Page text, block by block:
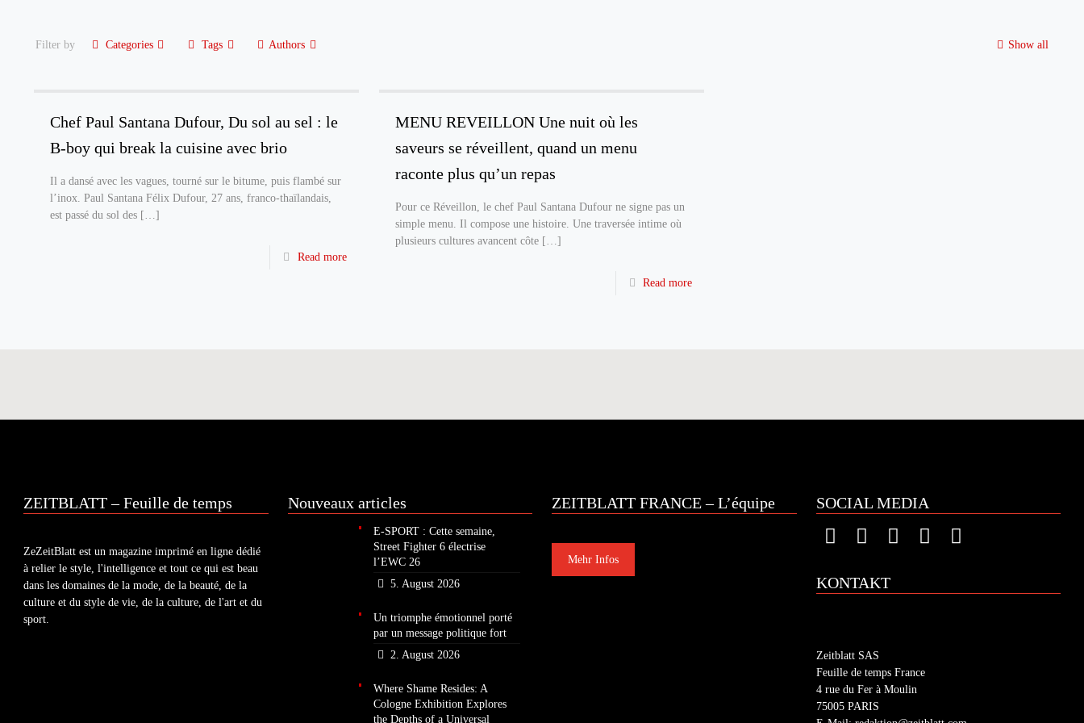
Filter by Categories Tags Authors Show all
Chef Paul Santana Dufour, Du sol au sel : le
B-boy qui break la cuisine avec brio
Il a dansé avec les vagues, tourné sur le bitume, puis flambé sur
l’inox. Paul Santana Félix Dufour, 27 ans, franco-thaïlandais,
est passé du sol des[…]
Read more
MENU REVEILLON Une nuit où les
saveurs se réveillent, quand un menu
raconte plus qu’un repas
Pour ce Réveillon, le chef Paul Santana Dufour ne signe pas un
simple menu. Il compose une histoire. Une traversée intime où
plusieurs cultures avancent côte […]
Read more
ZEITBLATT – Feuille de temps
ZeZeitBlatt est un magazine imprimé en ligne dédié
à relier le style, l'intelligence et tout ce qui est beau
dans les domaines de la mode, de la beauté, de la
culture et du style de vie, de la culture, de l'art et du
sport.
Nouveaux articles
E-SPORT : Cette semaine,
Street Fighter 6 électrise
l’EWC 26
5. August 2026
Un triomphe émotionnel porté
par un message politique fort
2. August 2026
Where Shame Resides: A
Cologne Exhibition Explores
the Depths of a Universal
ZEITBLATT FRANCE – L’équipe
Mehr Infos
SOCIAL MEDIA
KONTAKT
Zeitblatt SAS
Feuille de temps France
4 rue du Fer à Moulin
75005 PARIS